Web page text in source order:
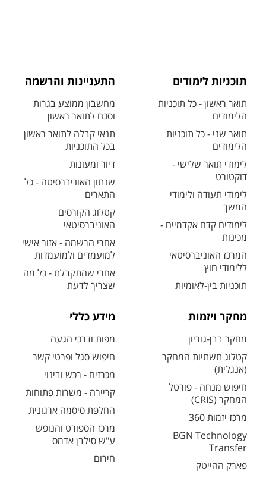
תוכניות לימודים
תואר ראשון - כל תוכניות
הלימודים
תואר שני - כל תוכניות
הלימודים
לימודי תואר שלישי -
דוקטורט
לימודי תעודה ולימודי
המשך
לימודים קדם אקדמיים -
מכינות
המרכז האוניברסיטאי
ללימודי חוץ
תוכניות בין-לאומיות
התעניינות והרשמה
מחשבון ממוצע בגרות
וסכם לתואר ראשון
תנאי קבלה לתואר ראשון
בכל התוכניות
דיור ומעונות
שנתון האוניברסיטה - כל
התארים
קטלוג הקורסים
האוניברסיטאי
אחרי הרשמה - אזור אישי
למועמדים ולמועמדות
אחרי שהתקבלת - כל מה
שצריך לדעת
מחקר ויזמות
מחקר בבן-גוריון
קטלוג תשתיות המחקר
(אנגלית)
חיפוש מנחה - פורטל
המחקר (CRIS)
מרכז יזמות 360
BGN Technology
Transfer
פארק ההייטק
מידע כללי
מפות ודרכי הגעה
חיפוש סגל ופרטי קשר
מכרזים - רכש ובינוי
קריירה - משרות פתוחות
החלפת סיסמה ארגונית
מרכז הספורט והנופש
ע"ש סילבן אדמס
חירום